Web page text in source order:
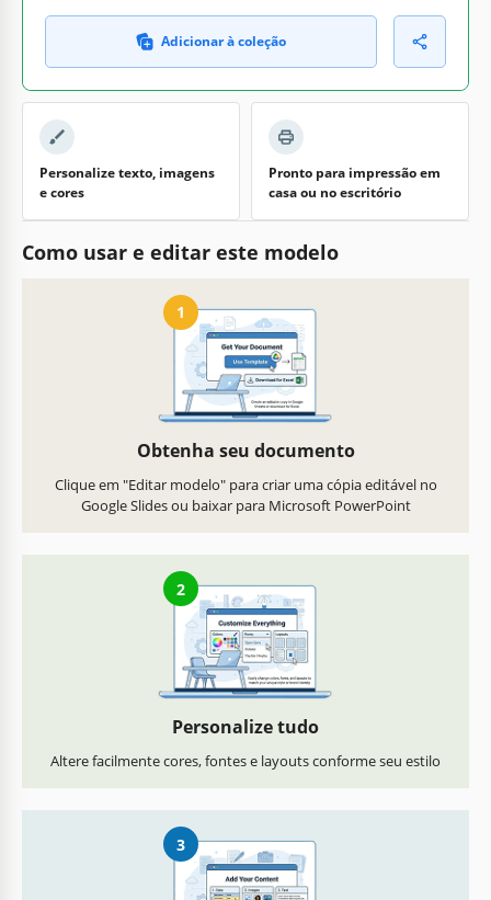
Adicionar à coleção
Personalize texto, imagens
e cores
Pronto para impressão em
casa ou no escritório
Como usar e editar este modelo
1
Obtenha seu documento
Clique em "Editar modelo" para criar uma cópia editável no
Google Slides ou baixar para Microsoft PowerPoint
2
Personalize tudo
Altere facilmente cores, fontes e layouts conforme seu estilo
3